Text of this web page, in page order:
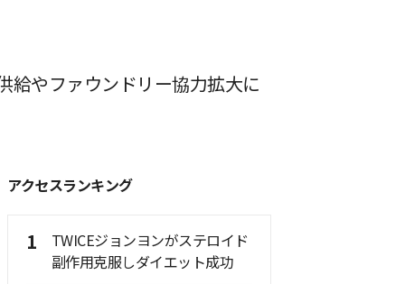
給やファウンドリー協力拡大に
アクセスランキング
1
TWICEジョンヨンがステロイド
副作用克服しダイエット成功